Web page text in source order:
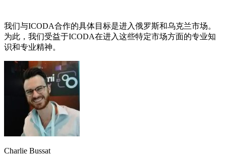
我们与ICODA合作的具体目标是进入俄罗斯和乌克兰市场。
为此，我们受益于ICODA在进入这些特定市场方面的专业知
识和专业精神。
Charlie Bussat